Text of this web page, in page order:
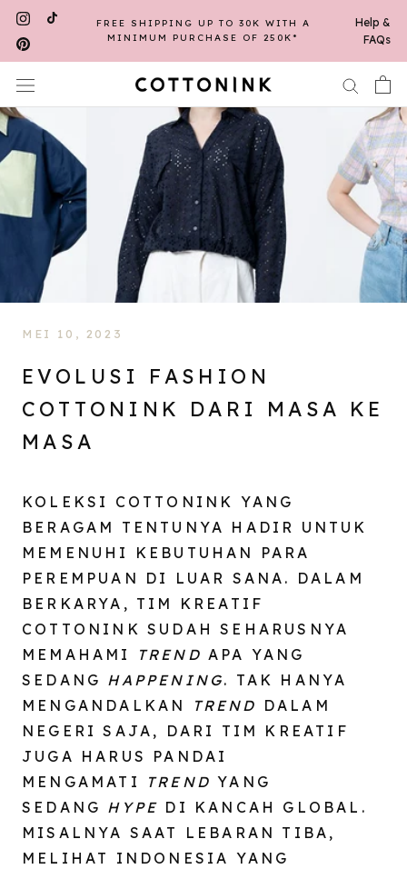
Skip
content
FREE SHIPPING UP TO 30K WITH A
MINIMUM PURCHASE OF 250K*
Help &
FAQs
MEI 10, 2023
EVOLUSI FASHION
COTTONINK DARI MASA KE
MASA
KOLEKSI COTTONINK YANG
BERAGAM TENTUNYA HADIR UNTUK
MEMENUHI KEBUTUHAN PARA
PEREMPUAN DI LUAR SANA. DALAM
BERKARYA, TIM KREATIF
COTTONINK SUDAH SEHARUSNYA
MEMAHAMI
TREND APA YANG
SEDANG HAPPENING. TAK HANYA
MENGANDALKAN
TREND DALAM
NEGERI SAJA, DARI TIM KREATIF
JUGA HARUS PANDAI
MENGAMATI
TREND YANG
SEDANG HYPE DI KANCAH GLOBAL.
MISALNYA SAAT LEBARAN TIBA,
MELIHAT INDONESIA YANG